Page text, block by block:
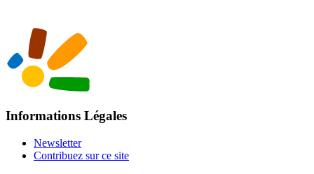
Informations Légales
Newsletter
Contribuez sur ce site